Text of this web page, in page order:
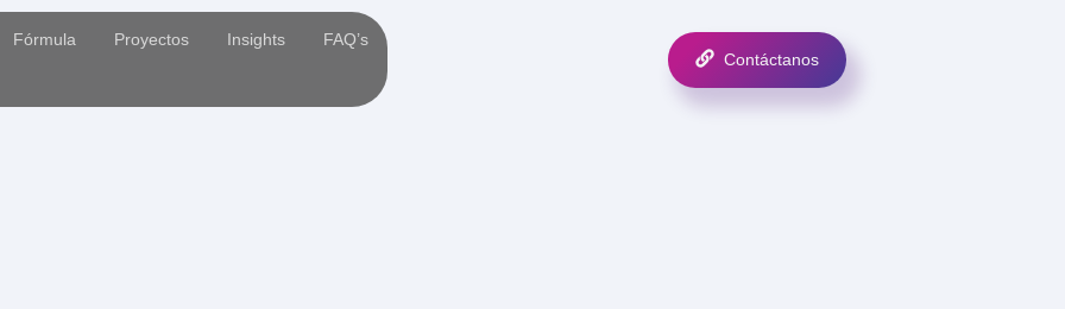
Fórmula Proyectos Insights
FAQ’s
Contáctanos